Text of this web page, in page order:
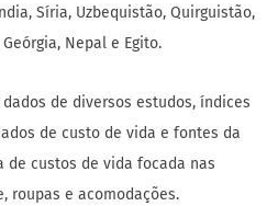
Síria, Uzbequistão, Quirguistão,
Nepal e Egito.
de diversos estudos, índices
de custo de vida e fontes da
de custos de vida focada nas
roupas e acomodações.